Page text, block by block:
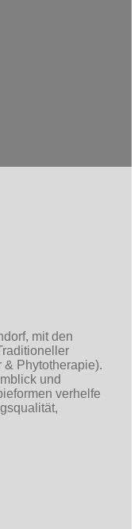
mit den
Phytotherapie).
und
verhelfe